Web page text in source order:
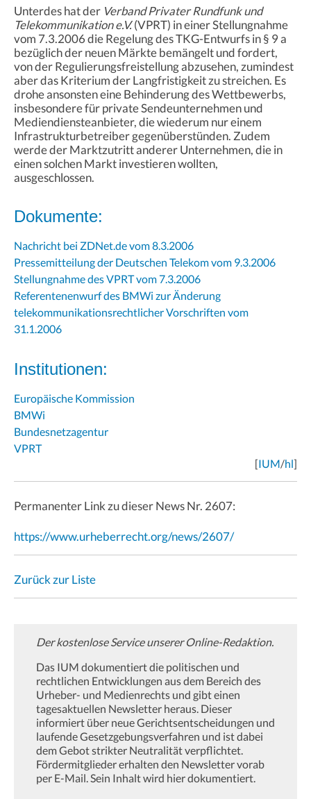
Unterdes hat der Verband Privater Rundfunk und
Telekommunikation e.V.(VPRT) in einer Stellungnahme
vom 7.3.2006 die Regelung des TKG-Entwurfs in § 9 a
bezüglich der neuen Märkte bemängelt und fordert,
von der Regulierungsfreistellung abzusehen, zumindest
aber das Kriterium der Langfristigkeit zu streichen. Es
drohe ansonsten eine Behinderung des Wettbewerbs,
insbesondere für private Sendeunternehmen und
Mediendiensteanbieter, die wiederum nur einem
Infrastrukturbetreiber gegenüberstünden. Zudem
werde der Marktzutritt anderer Unternehmen, die in
einen solchen Markt investieren wollten,
ausgeschlossen.
Dokumente:
Nachricht bei ZDNet.de vom 8.3.2006
Pressemitteilung der Deutschen Telekom vom 9.3.2006
Stellungnahme des VPRT vom 7.3.2006
Referentenenwurf des BMWi zur Änderung
telekommunikationsrechtlicher Vorschriften vom
31.1.2006
Institutionen:
Europäische Kommission
BMWi
Bundesnetzagentur
VPRT
[IUM/hl]
Permanenter Link zu dieser News Nr. 2607:
https://www.urheberrecht.org/news/2607/
Zurück zur Liste
Der kostenlose Service unserer Online-Redaktion.
Das IUM dokumentiert die politischen und
rechtlichen Entwicklungen aus dem Bereich des
Urheber- und Medienrechts und gibt einen
tagesaktuellen Newsletter heraus. Dieser
informiert über neue Gerichtsentscheidungen und
laufende Gesetzgebungsverfahren und ist dabei
dem Gebot strikter Neutralität verpflichtet.
Fördermitglieder erhalten den Newsletter vorab
per E-Mail. Sein Inhalt wird hier dokumentiert.